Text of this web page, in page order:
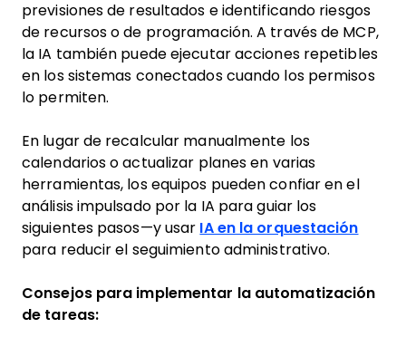
previsiones de resultados e identificando riesgos
de recursos o de programación. A través de MCP,
la IA también puede ejecutar acciones repetibles
en los sistemas conectados cuando los permisos
lo permiten.
En lugar de recalcular manualmente los
calendarios o actualizar planes en varias
herramientas, los equipos pueden confiar en el
análisis impulsado por la IA para guiar los
siguientes pasos—y usar IA en la orquestación
para reducir el seguimiento administrativo.
Consejos para implementar la automatización
de tareas: